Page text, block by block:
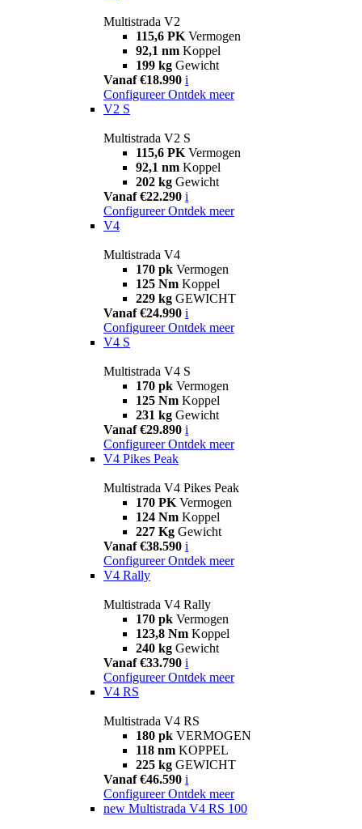
Multistrada V2
115,6 PK Vermogen
92,1 nm Koppel
199 kg Gewicht
Vanaf €18.990 i
Configureer Ontdek meer
V2 S
Multistrada V2 S
115,6 PK Vermogen
92,1 nm Koppel
202 kg Gewicht
Vanaf €22.290 i
Configureer Ontdek meer
V4
Multistrada V4
170 pk Vermogen
125 Nm Koppel
229 kg GEWICHT
Vanaf €24.990 i
Configureer Ontdek meer
V4 S
Multistrada V4 S
170 pk Vermogen
125 Nm Koppel
231 kg Gewicht
Vanaf €29.890 i
Configureer Ontdek meer
V4 Pikes Peak
Multistrada V4 Pikes Peak
170 PK Vermogen
124 Nm Koppel
227 Kg Gewicht
Vanaf €38.590 i
Configureer Ontdek meer
V4 Rally
Multistrada V4 Rally
170 pk Vermogen
123,8 Nm Koppel
240 kg Gewicht
Vanaf €33.790 i
Configureer Ontdek meer
V4 RS
Multistrada V4 RS
180 pk VERMOGEN
118 nm KOPPEL
225 kg GEWICHT
Vanaf €46.590 i
Configureer Ontdek meer
new Multistrada V4 RS 100